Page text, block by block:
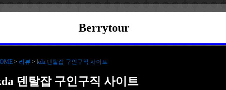
Berrytour
> 리뷰 > kda 덴탈잡 구인구직 사이트
덴탈잡 구인구직 사이트